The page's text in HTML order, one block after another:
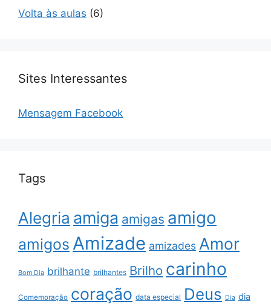
Volta às aulas (6)
Sites Interessantes
Mensagem Facebook
Tags
Alegria amiga amigas amigo
amigos Amizade amizades Amor
Bom Dia brilhante brilhantes Brilho carinho
Comemoração coração data especial Deus Dia dia